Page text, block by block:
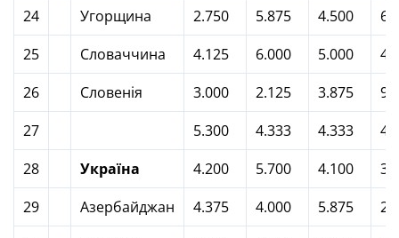
24
Угорщина 2.750 5.875 4.500
25
Словаччина 4.125 6.000 5.000
26
Словенія 3.000 2.125 3.875
27
5.300 4.333 4.333
28
Україна 4.200 5.700 4.100
29
Азербайджан 4.375 4.000 5.875